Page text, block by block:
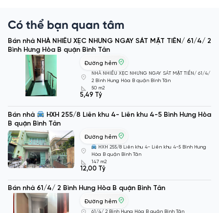
Có thể bạn quan tâm
Bán nhà NHÀ NHIỀU XẸC NHƯNG NGAY SÁT MẶT TIỀN/ 61/4/ 2
Bình Hưng Hòa B quận Bình Tân
Đường hẻm
NHÀ NHIỀU XẸC NHƯNG NGAY SÁT MẶT TIỀN/ 61/4/
2 Bình Hưng Hòa B quận Bình Tân
50 m2
5,49 Tỷ
Bán nhà
HXH 255/8 Liên khu 4- Liên khu 4-5 Bình Hưng Hòa
B quận Bình Tân
Đường hẻm
HXH 255/8 Liên khu 4- Liên khu 4-5 Bình Hưng
Hòa B quận Bình Tân
147 m2
12,00 Tỷ
Bán nhà 61/4/ 2 Bình Hưng Hòa B quận Bình Tân
Đường hẻm
61/4/ 2 Bình Hưng Hòa B quận Bình Tân